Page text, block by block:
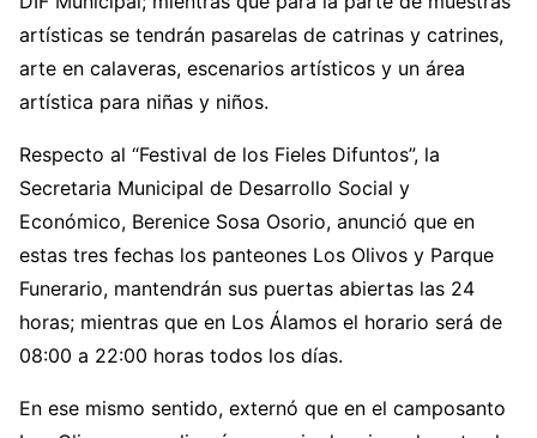
artísticas se tendrán pasarelas de catrinas y catrines,
arte en calaveras, escenarios artísticos y un área
artística para niñas y niños.
Respecto al “Festival de los Fieles Difuntos”, la
Secretaria Municipal de Desarrollo Social y
Económico, Berenice Sosa Osorio, anunció que en
estas tres fechas los panteones Los Olivos y Parque
Funerario, mantendrán sus puertas abiertas las 24
horas; mientras que en Los Álamos el horario será de
08:00 a 22:00 horas todos los días.
En ese mismo sentido, externó que en el camposanto